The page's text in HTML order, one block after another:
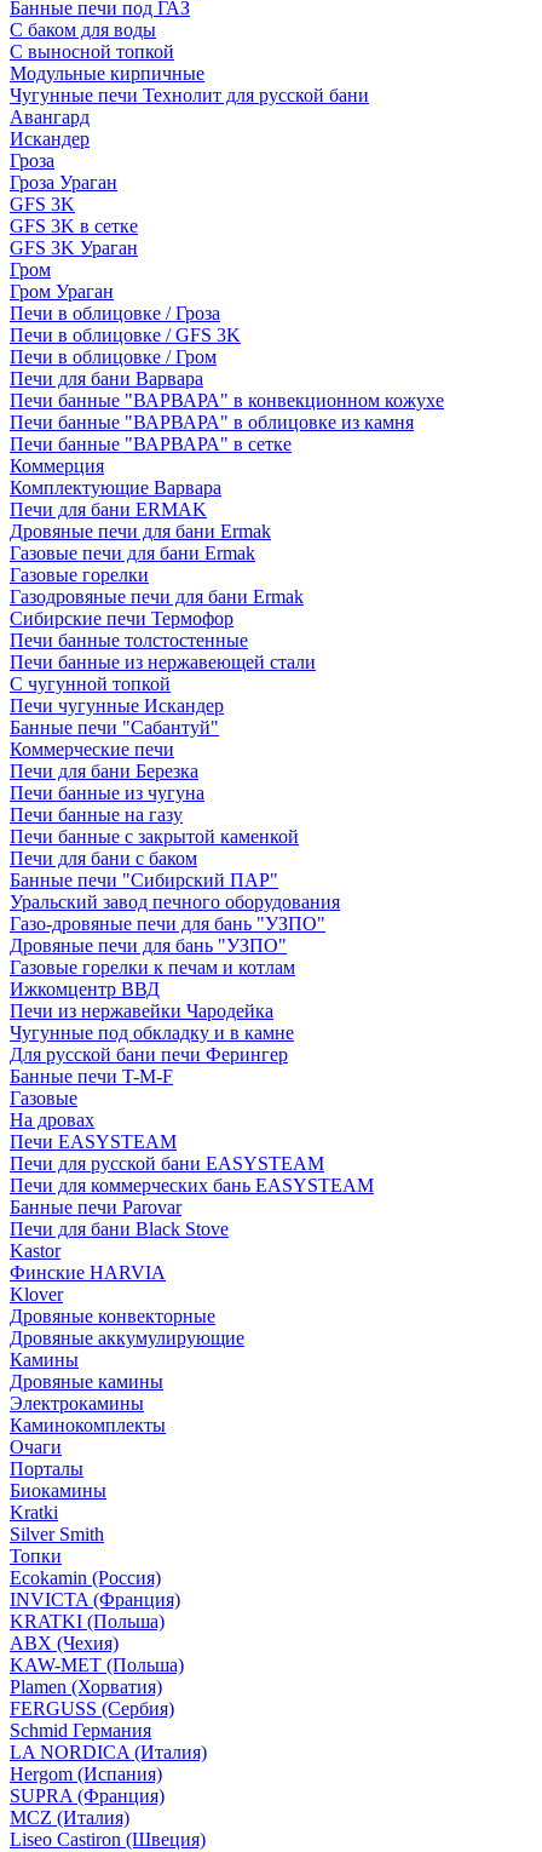
Банные печи под ГАЗ
С баком для воды
С выносной топкой
Модульные кирпичные
Чугунные печи Технолит для русской бани
Авангард
Искандер
Гроза
Гроза Ураган
GFS 3K
GFS 3K в сетке
GFS 3K Ураган
Гром
Гром Ураган
Печи в облицовке / Гроза
Печи в облицовке / GFS 3K
Печи в облицовке / Гром
Печи для бани Варвара
Печи банные "ВАРВАРА" в конвекционном кожухе
Печи банные "ВАРВАРА" в облицовке из камня
Печи банные "ВАРВАРА" в сетке
Коммерция
Комплектующие Варвара
Печи для бани ERMAK
Дровяные печи для бани Ermak
Газовые печи для бани Ermak
Газовые горелки
Газодровяные печи для бани Ermak
Сибирские печи Термофор
Печи банные толстостенные
Печи банные из нержавеющей стали
С чугунной топкой
Печи чугунные Искандер
Банные печи "Сабантуй"
Коммерческие печи
Печи для бани Березка
Печи банные из чугуна
Печи банные на газу
Печи банные с закрытой каменкой
Печи для бани с баком
Банные печи "Сибирский ПАР"
Уральский завод печного оборудования
Газо-дровяные печи для бань "УЗПО"
Дровяные печи для бань "УЗПО"
Газовые горелки к печам и котлам
Ижкомцентр ВВД
Печи из нержавейки Чародейка
Чугунные под обкладку и в камне
Для русской бани печи Ферингер
Банные печи T-M-F
Газовые
На дровах
Печи EASYSTEAM
Печи для русской бани EASYSTEAM
Печи для коммерческих бань EASYSTEAM
Банные печи Parovar
Печи для бани Black Stove
Kastor
Финские HARVIA
Klover
Дровяные конвекторные
Дровяные аккумулирующие
Камины
Дровяные камины
Электрокамины
Каминокомплекты
Очаги
Порталы
Биокамины
Kratki
Silver Smith
Топки
Ecokamin (Россия)
INVICTA (Франция)
KRATKI (Польша)
ABX (Чехия)
KAW-MET (Польша)
Plamen (Хорватия)
FERGUSS (Сербия)
Schmid Германия
LA NORDICA (Италия)
Hergom (Испания)
SUPRA (Франция)
MCZ (Италия)
Liseo Castiron (Швеция)